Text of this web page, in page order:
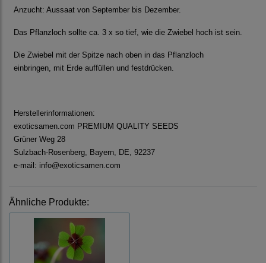
Anzucht: Aussaat von September bis Dezember.
Das Pflanzloch sollte ca. 3 x so tief, wie die Zwiebel hoch ist sein.
Die Zwiebel mit der Spitze nach oben in das Pflanzloch
einbringen, mit Erde auffüllen und festdrücken.
Herstellerinformationen:
exoticsamen.com PREMIUM QUALITY SEEDS
Grüner Weg 28
Sulzbach-Rosenberg, Bayern, DE, 92237
e-mail: info@exoticsamen.com
Ähnliche Produkte: